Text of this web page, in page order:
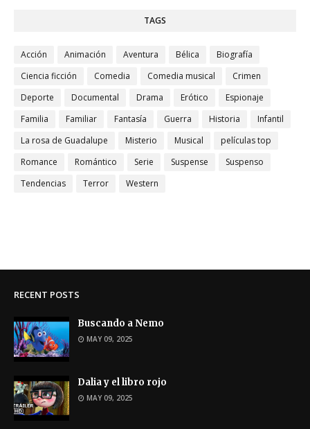
TAGS
Acción Animación Aventura Bélica
Biografía
Ciencia ficción
Comedia Comedia musical
Crimen
Deporte
Documental Drama Erótico
Espionaje
Familia
Familiar Fantasía Guerra Historia
Infantil
La rosa de Guadalupe
Misterio Musical
películas top
Romance
Romántico Serie Suspense
Suspenso
Tendencias
Terror Western
RECENT POSTS
Buscando a Nemo
MAY 09, 2025
Dalia y el libro rojo
MAY 09, 2025